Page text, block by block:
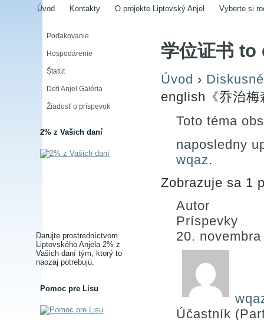
Úvod Kontakty O projekte Liptovský Anjel Vyberte si
Poďakovanie
Hospodárenie
Štatút
Deti Anjel Galéria
Žiadosť o príspevok
2% z Vašich daní
Darujte prostredníctvom
Liptovského Anjela 2% z
Vašich daní tým, ktorý to
naozaj potrebujú.
Pomoc pre Lisu
学位证书 to
Úvod ›
english《乔治梅
Toto téma
naposledny
wqaz.
Zobrazuje sa 1
Autor
Príspevky
20.
Účastník